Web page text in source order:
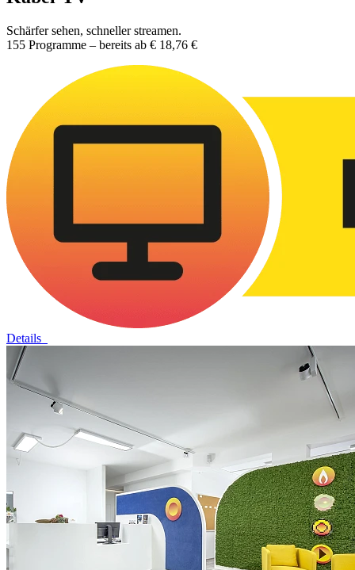
Schärfer sehen, schneller streamen.
155 Programme – bereits ab € 18,76 €
Details